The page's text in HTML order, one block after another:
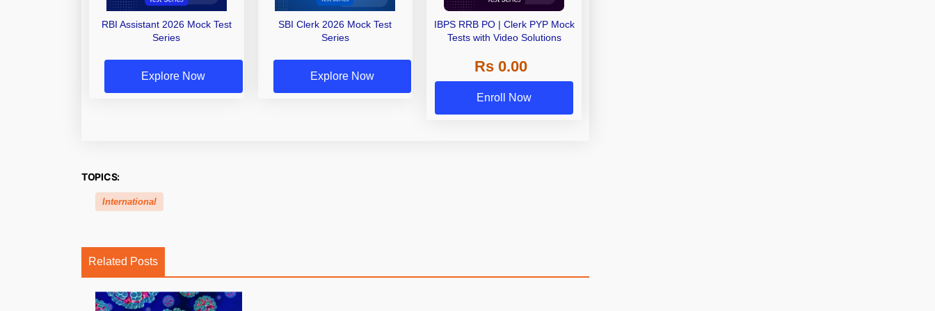
RBI Assistant 2026 Mock Test
Series
Explore Now
SBI Clerk 2026 Mock Test
Series
Explore Now
IBPS RRB PO | Clerk PYP Mock
Tests with Video Solutions
Rs 0.00
Enroll Now
TOPICS:
International
Related Posts